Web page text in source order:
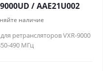
/ AAE21U002
наличие
ретрансляторов VXR-9000
490 МГц